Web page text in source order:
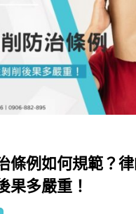
條例如何規範？
果多嚴重！